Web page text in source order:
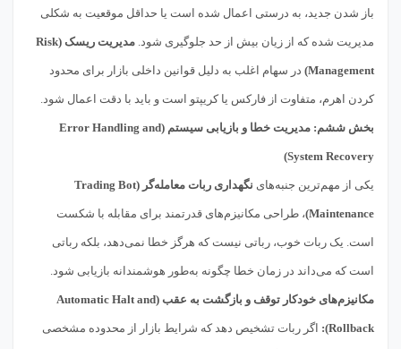
باز شدن جدید، به درستی اعمال شده است یا حداقل موقعیت به شکلی
مدیریت شده که از زیان بیش از حد جلوگیری شود. مدیریت ریسک (Risk
Management) در سهام اغلب به دلیل قوانین داخلی بازار برای محدود
کردن اهرم، متفاوت از فارکس یا کریپتو است و باید با دقت اعمال شود.
بخش ششم: مدیریت خطا و بازیابی سیستم (Error Handling and
System Recovery)
یکی از مهم‌ترین جنبه‌های نگهداری ربات معامله‌گر (Trading Bot
Maintenance) ، طراحی مکانیزم‌های قدرتمند برای مقابله با شکست
است. یک ربات خوب، رباتی نیست که هرگز خطا نمی‌دهد، بلکه رباتی
است که می‌داند در زمان خطا چگونه به‌طور هوشمندانه بازیابی شود.
مکانیزم‌های خودکار توقف و بازگشت به عقب (Automatic Halt and
Rollback): اگر ربات تشخیص دهد که شرایط بازار از محدوده مشخصی